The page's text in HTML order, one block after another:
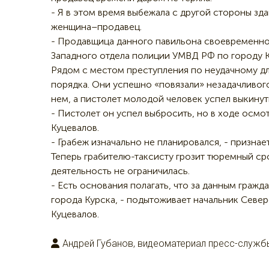
- Я в этом время выбежала с другой стороны
женщина–продавец.
- Продавщица данного павильона
Западного отдела полиции УМВД РФ по городу
Рядом с местом преступления по неудачному
порядка. Они успешно «повязали»
нем, а пистолет молодой человек успел
- Пистолет он успел выбросить, но в ходе
Куцевалов.
- Грабеж изначально не планировался, -
Теперь грабителю-таксисту грозит тюремный
деятельность не ограничилась.
- Есть основания полагать, что за данным
города Курска, - подытоживает начальник
Куцевалов.
Андрей Губанов, видеоматериал пресс-